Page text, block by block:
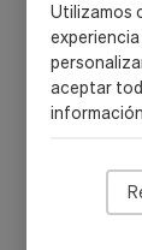
Utilizamos
aceptar
Tous Kids
47,81 €